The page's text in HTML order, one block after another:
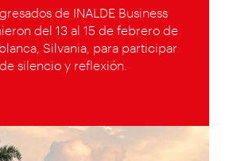
de INALDE Business
del 13 al 15 de febrero de
Silvania, para participar
silencio y reflexión.